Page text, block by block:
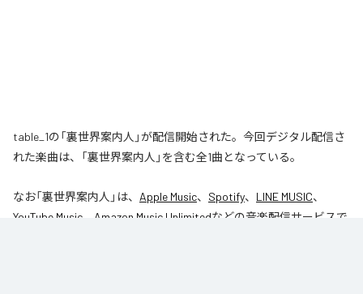
table_1の「裏世界案内人」が配信開始された。今回デジタル配信さ
れた楽曲は、「裏世界案内人」を含む全1曲となっている。
なお「裏世界案内人 」は、 Apple Music、 Spotify、 LINE MUSIC、
YouTube Music
Amazon Music Unlimitedなどの音楽配信サービスで